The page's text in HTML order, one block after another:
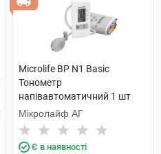
Microlife BP N1 Basic
Тонометр
напівавтоматичний 1 шт
Мікролайф AГ
Є в наявності